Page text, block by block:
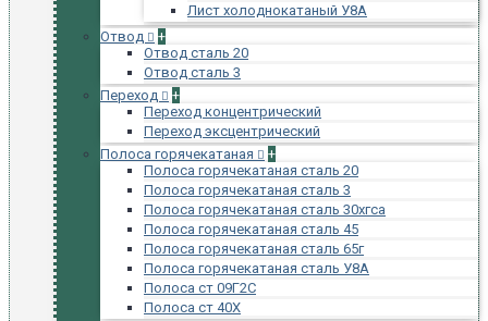
Лист холоднокатаный У8А
Отвод
+
Отвод сталь 20
Отвод сталь 3
Переход
+
Переход концентрический
Переход эксцентрический
Полоса горячекатаная
+
Полоса горячекатаная сталь 20
Полоса горячекатаная сталь 3
Полоса горячекатаная сталь 30хгса
Полоса горячекатаная сталь 45
Полоса горячекатаная сталь 65г
Полоса горячекатаная сталь У8А
Полоса ст 09Г2С
Полоса ст 40Х